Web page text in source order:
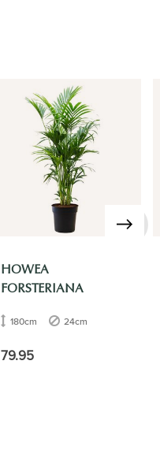
HOWEA
FORSTERIANA
180cm 24cm
79.95
›